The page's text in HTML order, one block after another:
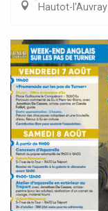
Hautot-l'Auvray